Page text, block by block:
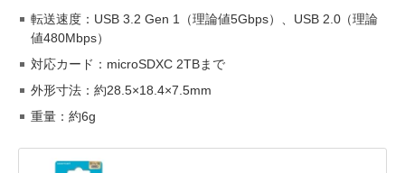
転送速度：USB 3.2 Gen 1（理論値5Gbps）、USB 2.0（理論
値480Mbps）
対応カード：microSDXC 2TBまで
外形寸法：約28.5×18.4×7.5mm
重量：約6g